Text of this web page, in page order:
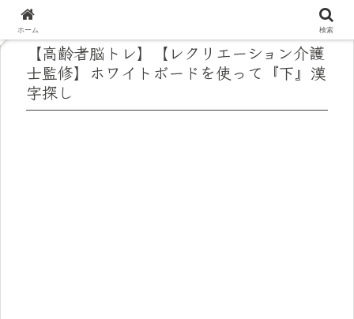
【高齢者脳トレ】【レクリエーション介護
士監修】ホワイトボードを使って『下』漢
字探し
ホーム 検索